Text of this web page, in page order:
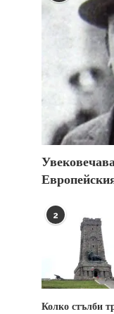
2
Колко стълби